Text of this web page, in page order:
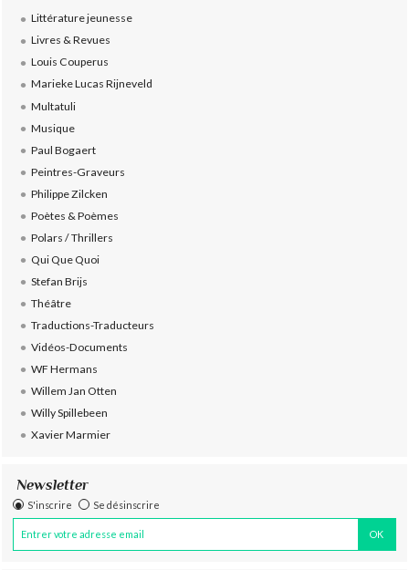
Littérature jeunesse
Livres & Revues
Louis Couperus
Marieke Lucas Rijneveld
Multatuli
Musique
Paul Bogaert
Peintres-Graveurs
Philippe Zilcken
Poètes & Poèmes
Polars / Thrillers
Qui Que Quoi
Stefan Brijs
Théâtre
Traductions-Traducteurs
Vidéos-Documents
WF Hermans
Willem Jan Otten
Willy Spillebeen
Xavier Marmier
Newsletter
S'inscrire Se désinscrire